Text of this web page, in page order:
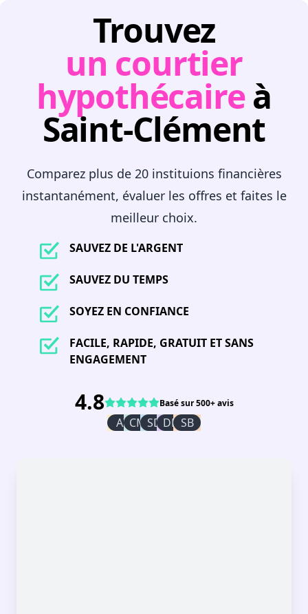
Trouvez
un courtier
hypothécaireà
Saint-Clément
Comparez plus de 20 instituions financières
instantanément, évaluer les offres et faites le
meilleur choix.
SAUVEZ DE L'ARGENT
SAUVEZ DU TEMPS
SOYEZ EN CONFIANCE
FACILE, RAPIDE, GRATUIT ET SANS
ENGAGEMENT
4.8 Basé sur 500+ avis
AI CM SD DR SB